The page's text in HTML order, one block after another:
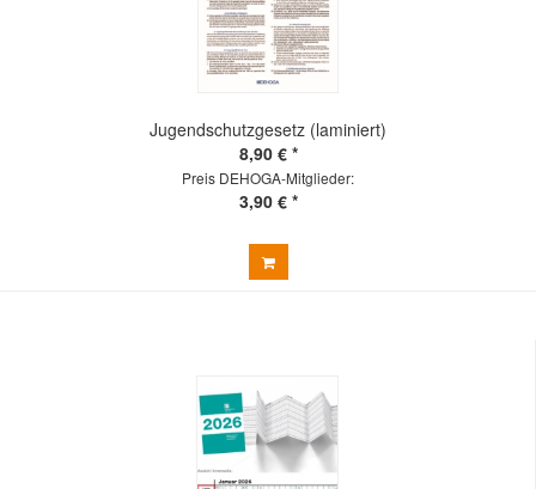
Jugendschutzgesetz (laminiert)
8,90 € *
Preis DEHOGA-Mitglieder:
3,90 € *